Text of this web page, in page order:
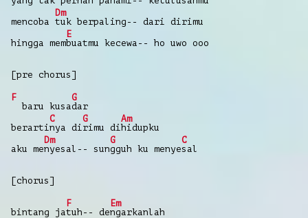
mencoba
Dm
tuk berpaling-- dari dirimu
hingga mem
E
buatmu kecewa-- ho uwo ooo
[pre chorus]
F
baru kusa
G
dar
berarti
C
nya di
G
rimu di
Am
hidupku
aku me
Dm
nyesal-- sun
G
gguh ku menye
C
sal
[chorus]
bintang ja
F
tuh-- de
Em
ngarkanlah